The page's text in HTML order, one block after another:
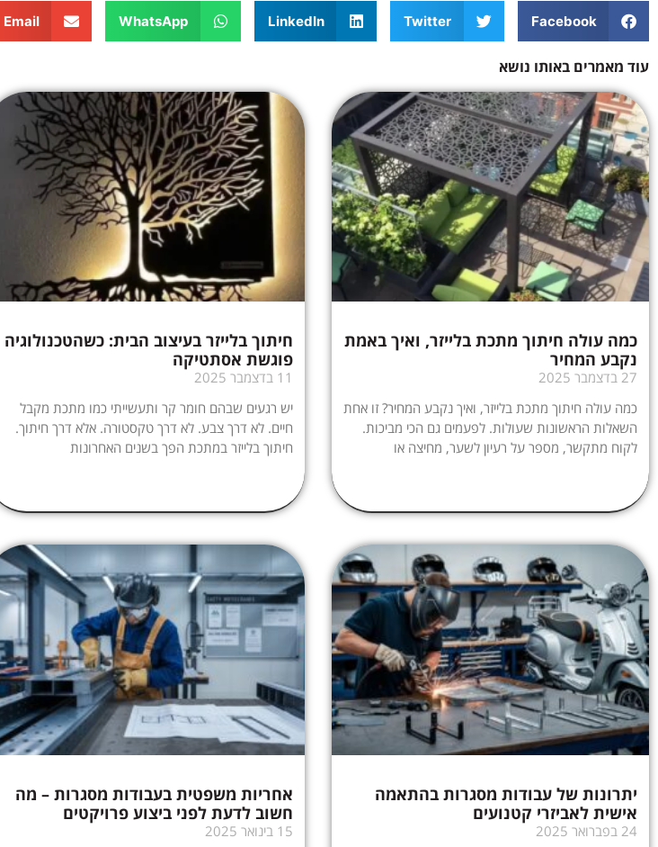
Facebook
Twitter
LinkedIn
WhatsApp
Email
עוד מאמרים באותו נושא
כמה עולה חיתוך מתכת בלייזר, ואיך באמת
נקבע המחיר
27 בדצמבר 2025
כמה עולה חיתוך מתכת בלייזר, ואיך נקבע המחיר? זו אחת
השאלות הראשונות שעולות. לפעמים גם הכי מביכות.
לקוח מתקשר, מספר על רעיון לשער, מחיצה או
חיתוך בלייזר בעיצוב הבית: כשהטכנולוגיה
פוגשת אסתטיקה
11 בדצמבר 2025
יש רגעים שבהם חומר קר ותעשייתי כמו מתכת מקבל
חיים. לא דרך צבע. לא דרך טקסטורה. אלא דרך חיתוך.
חיתוך בלייזר במתכת הפך בשנים האחרונות
יתרונות של עבודות מסגרות בהתאמה
אישית לאביזרי קטנועים
24 בפברואר 2025
אחריות משפטית בעבודות מסגרות – מה
חשוב לדעת לפני ביצוע פרויקטים
15 בינואר 2025